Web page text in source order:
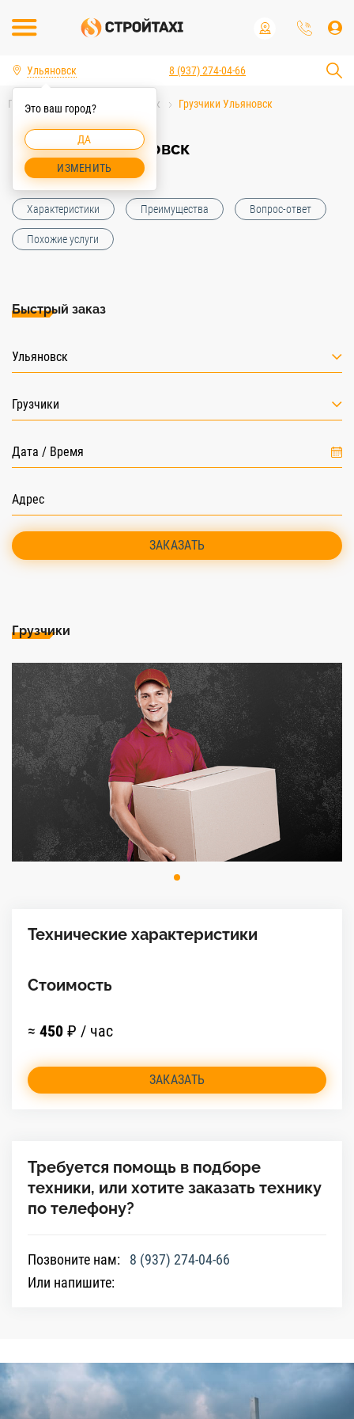
Ульяновск
Это ваш город?
ДА
ИЗМЕНИТЬ
8 (937) 274-04-66
Главная Персонал Ульяновск Грузчики Ульяновск
Грузчики Ульяновск
Характеристики Преимущества Вопрос-ответ
Похожие услуги
Быстрый заказ
Ульяновск
Грузчики
ЗАКАЗАТЬ
Грузчики
Технические характеристики
Стоимость
≈ 450 ₽ / час
ЗАКАЗАТЬ
Требуется помощь в подборе
техники, или хотите заказать технику
по телефону?
Позвоните нам:
8 (937) 274-04-66
Или напишите: